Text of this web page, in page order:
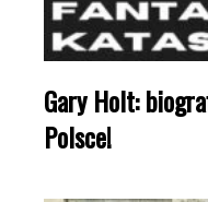
Gary Holt:
Polsce!